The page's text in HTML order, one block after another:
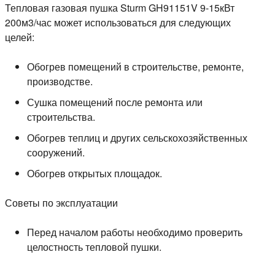
Тепловая газовая пушка Sturm GH91151V 9-15кВт
200м3/час может использоваться для следующих
целей:
Обогрев помещений в строительстве, ремонте,
производстве.
Сушка помещений после ремонта или
строительства.
Обогрев теплиц и других сельскохозяйственных
сооружений.
Обогрев открытых площадок.
Советы по эксплуатации
Перед началом работы необходимо проверить
целостность тепловой пушки.